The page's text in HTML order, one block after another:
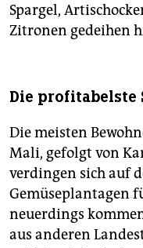
Spargel,
Zitronen gedeihen
Die profitabelste
Die meisten
Mali, gefolgt von
verdingen sich auf
Gemüseplantagen
neuerdings
aus anderen